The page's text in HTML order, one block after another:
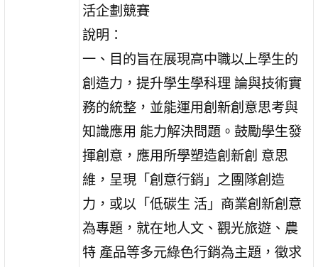
活企劃競賽
說明：
一、目的旨在展現高中職以上學生的
創造力，提升學生學科理 論與技術實
務的統整，並能運用創新創意思考與
知識應用 能力解決問題。鼓勵學生發
揮創意，應用所學塑造創新創 意思
維，呈現「創意行銷」之團隊創造
力，或以「低碳生 活」商業創新創意
為專題，就在地人文、觀光旅遊、農
特 產品等多元綠色行銷為主題，徵求